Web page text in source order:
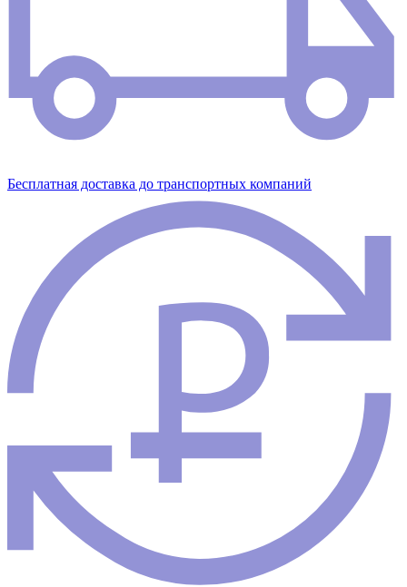
Бесплатная доставка до транспортных компаний